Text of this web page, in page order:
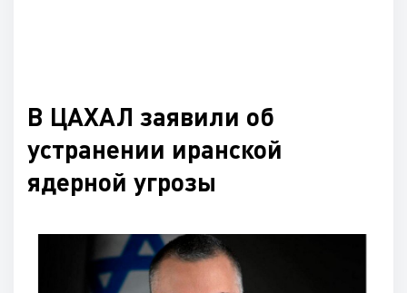
В ЦАХАЛ заявили об
устранении иранской
ядерной угрозы